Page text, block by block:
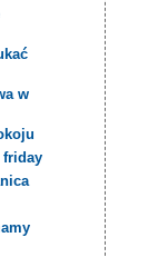
w
friday